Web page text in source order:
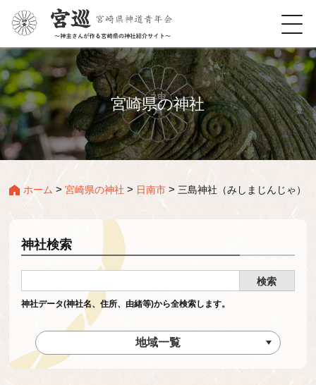
宮崎県の神社
ホーム >宮崎県の神社 > 日南市 > 三島神社（みしまじんじゃ）
神社検索
神社データ(神社名、住所、由緒等)から全検索します。
地域一覧